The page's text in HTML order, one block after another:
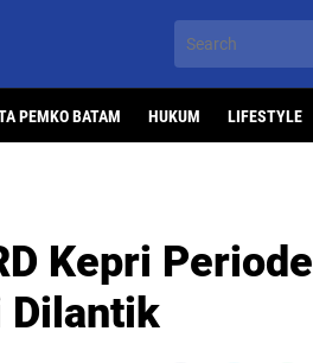
PEMKO BATAM HUKUM LIFESTYLE
Kepri Periode
Dilantik